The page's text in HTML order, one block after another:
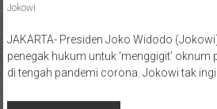
Jokowi
JAKARTA- Presiden Joko Widodo
penegak hukum untuk ‘menggigit’
di tengah pandemi corona. Jokowi tak